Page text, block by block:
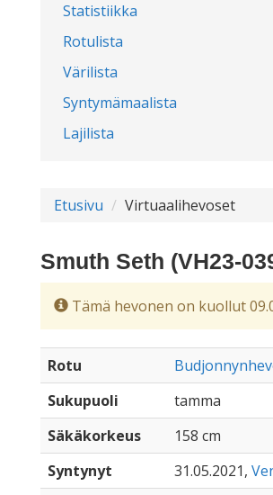
Statistiikka
Rotulista
Värilista
Syntymämaalista
Lajilista
Etusivu Virtuaalihevoset
Smuth Seth (VH23-
Tämä hevonen on kuollut
Rotu
Sukupuoli
tamma
Säkäkorkeus
158 cm
Syntynyt
31.05.2021,